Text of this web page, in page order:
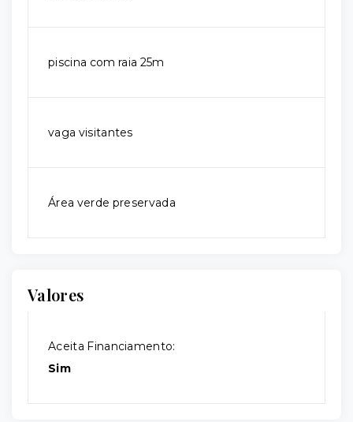
piscina com raia 25m
vaga visitantes
Área verde preservada
Valores
Aceita Financiamento:
Sim